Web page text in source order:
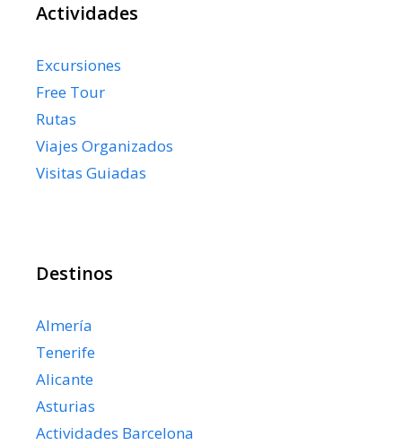
Actividades
Excursiones
Free Tour
Rutas
Viajes Organizados
Visitas Guiadas
Destinos
Almería
Tenerife
Alicante
Asturias
Actividades Barcelona